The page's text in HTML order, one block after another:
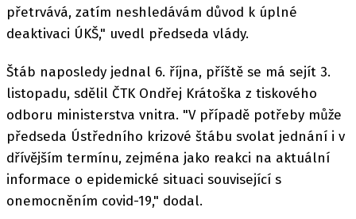
přetrvává, zatím neshledávám důvod k úplné
deaktivaci ÚKŠ," uvedl předseda vlády.
Štáb naposledy jednal 6. října, příště se má sejít 3.
listopadu, sdělil ČTK Ondřej Krátoška z tiskového
odboru ministerstva vnitra. "V případě potřeby může
předseda Ústředního krizové štábu svolat jednání i v
dřívějším termínu, zejména jako reakci na aktuální
informace o epidemické situaci související s
onemocněním covid-19," dodal.